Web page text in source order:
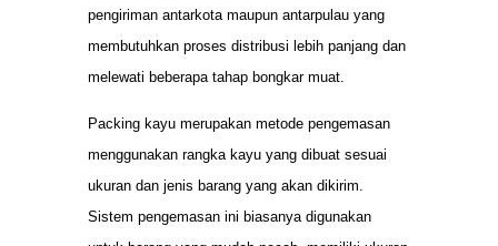
pengiriman antarkota maupun antarpulau yang
membutuhkan proses distribusi lebih panjang dan
melewati beberapa tahap bongkar muat.
Packing kayu merupakan metode pengemasan
menggunakan rangka kayu yang dibuat sesuai
ukuran dan jenis barang yang akan dikirim.
Sistem pengemasan ini biasanya digunakan